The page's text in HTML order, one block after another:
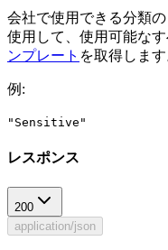
会社で使用できる分類
使用して、使用可能な
ンプレート を取得します
例 :
"Sensitive"
レスポンス
200
application/json